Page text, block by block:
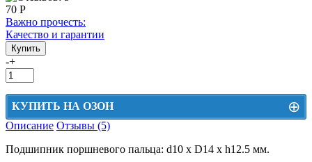
70 Р
Важно прочесть:
Качество и гарантии
-+
КУПИТЬ НА ОЗОН ⊕
Цена на Озон включает доставку, упаковку и комиссии маркетплейса
Этот товар можно приобрести на Озон. Для перехода в маркетплейс
Описание Отзывы (5)
Подшипник поршневого пальца: d10 x D14 x h12.5 мм.